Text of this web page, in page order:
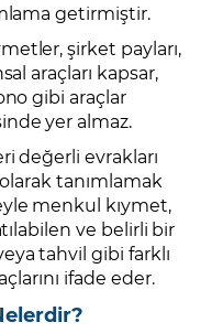
getirmiştir.
şirket payları,
araçları kapsar,
gibi araçlar
yer almaz.
değerli evrakları
tanımlamak
menkul kıymet,
ve belirli bir
tahvil gibi farklı
ifade eder.